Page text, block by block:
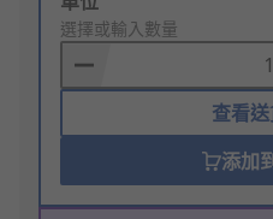
to
Basket
選擇或輸入數量
查看
添加